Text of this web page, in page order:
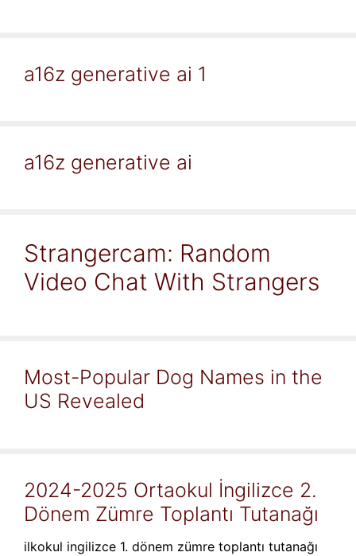
a16z generative ai 1
a16z generative ai
Strangercam: Random
Video Chat With Strangers
Most-Popular Dog Names in the
US Revealed
2024-2025 Ortaokul İngilizce 2.
Dönem Zümre Toplantı Tutanağı
ilkokul ingilizce 1. dönem zümre toplantı tutanağı